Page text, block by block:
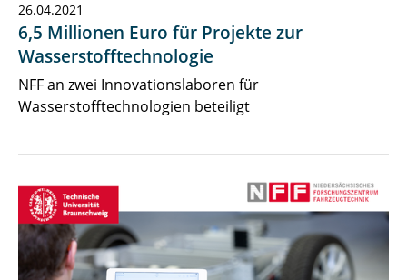
26.04.2021
6,5 Millionen Euro für Projekte zur
Wasserstofftechnologie
NFF an zwei Innovationslaboren für
Wasserstofftechnologien beteiligt